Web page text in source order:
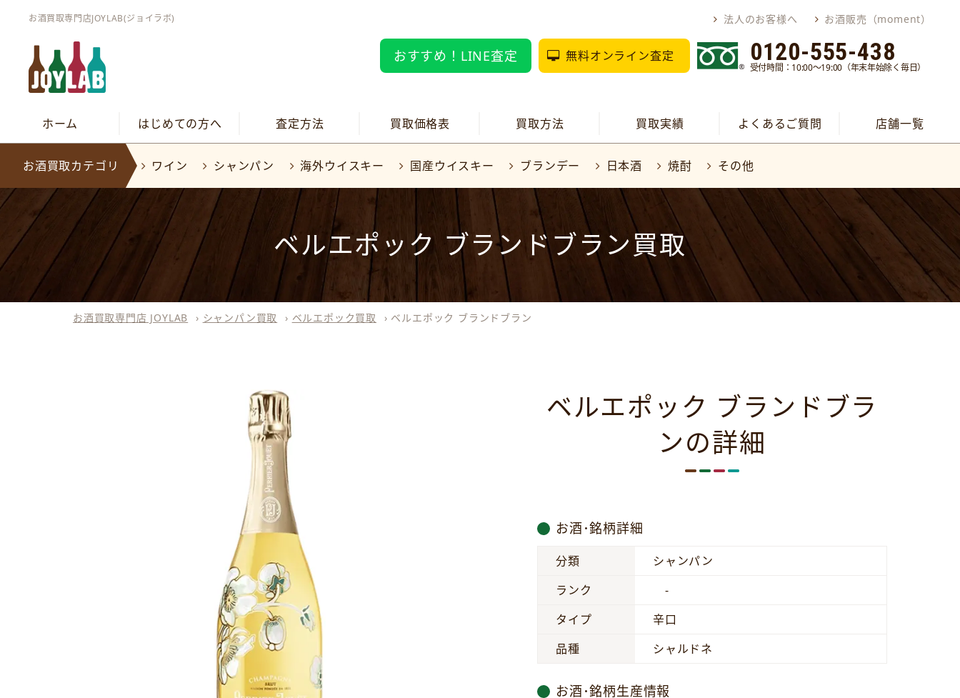
お酒買取専門店JOYLAB(ジョイラボ) 法人のお客様へ お酒販売（moment）
おすすめ！LINE査定 無料オンライン査定 0120-555-438
受付時間：10:00～19:00（年末年始除く毎日）
ホーム はじめての方へ 査定方法 買取価格表 買取方法 買取実績 よくあるご質問 店舗一覧
お酒買取カテゴリ ワイン シャンパン 海外ウイスキー 国産ウイスキー ブランデー 日本酒 焼酎 その他
ベルエポック ブランドブラン買取
お酒買取専門店 JOYLAB › シャンパン買取 › ベルエポック買取 › ベルエポック ブランドブラン
ベルエポック ブランドブラ
ンの詳細
お酒･銘柄詳細
分類
シャンパン
ランク
-
タイプ
辛口
品種
シャルドネ
お酒･銘柄生産情報